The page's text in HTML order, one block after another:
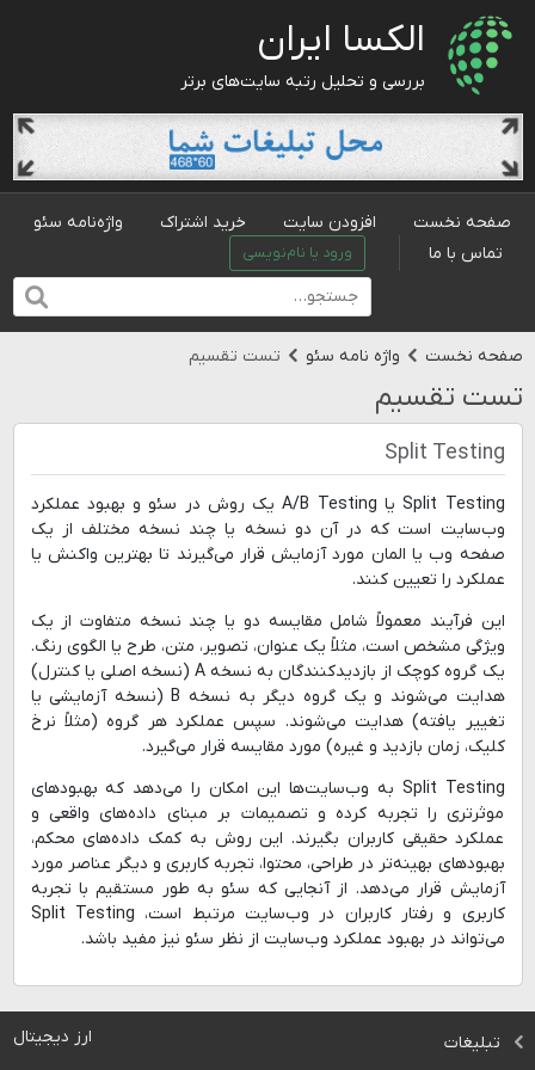
الکسا ایران
بررسی و تحلیل رتبه سایت‌های برتر
صفحه نخست افزودن سایت خرید اشتراک
واژه‌نامه سئو
تماس با ما
ورود یا نام‌نویسی
صفحه نخست واژه نامه سئو تست تقسیم
تست تقسیم
Split Testing
Split Testing یا A/B Testing یک روش در سئو و بهبود عملکرد
وب‌سایت است که در آن دو نسخه یا چند نسخه مختلف از یک
صفحه وب یا المان مورد آزمایش قرار می‌گیرند تا بهترین واکنش یا
عملکرد را تعیین کنند.
این فرآیند معمولاً شامل مقایسه دو یا چند نسخه متفاوت از یک
ویژگی مشخص است، مثلاً یک عنوان، تصویر، متن، طرح یا الگوی رنگ.
یک گروه کوچک از بازدیدکنندگان به نسخه A (نسخه اصلی یا کنترل)
هدایت می‌شوند و یک گروه دیگر به نسخه B (نسخه آزمایشی یا
تغییر یافته) هدایت می‌شوند. سپس عملکرد هر گروه (مثلاً نرخ
کلیک، زمان بازدید و غیره) مورد مقایسه قرار می‌گیرد.
Split Testing به وب‌سایت‌ها این امکان را می‌دهد که بهبود‌های
موثرتری را تجربه کرده و تصمیمات بر مبنای داده‌های واقعی و
عملکرد حقیقی کاربران بگیرند. این روش به کمک داده‌های محکم،
بهبودهای بهینه‌تر در طراحی، محتوا، تجربه کاربری و دیگر عناصر مورد
آزمایش قرار می‌دهد. از آنجایی که سئو به طور مستقیم با تجربه
کاربری و رفتار کاربران در وب‌سایت مرتبط است، Split Testing
می‌تواند در بهبود عملکرد وب‌سایت از نظر سئو نیز مفید باشد.
ارز دیجیتال تبلیغات